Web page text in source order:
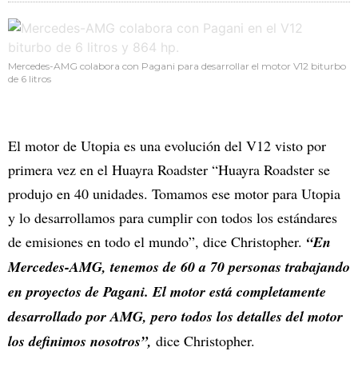
Mercedes-AMG colabora con Pagani para desarrollar el motor V12 biturbo
de 6 litros
El motor de Utopia es una evolución del V12 visto por
primera vez en el Huayra Roadster “Huayra Roadster se
produjo en 40 unidades. Tomamos ese motor para Utopia
y lo desarrollamos para cumplir con todos los estándares
de emisiones en todo el mundo”, dice Christopher. “En
Mercedes-AMG, tenemos de 60 a 70 personas trabajando
en proyectos de Pagani. El motor está completamente
desarrollado por AMG, pero todos los detalles del motor
los definimos nosotros”, dice Christopher.